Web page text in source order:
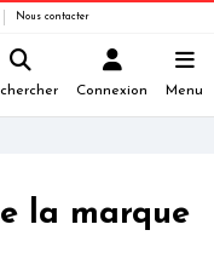
Nous contacter
Connexion Menu
la marque